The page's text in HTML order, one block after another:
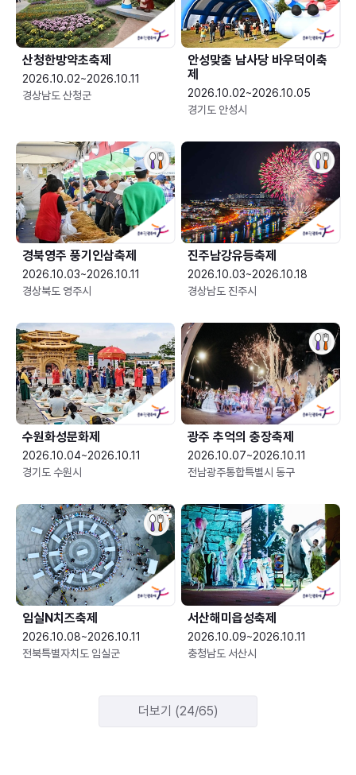
산청한방약초축제
2026.10.02~2026.10.11
경상남도 산청군
안성맞춤 남사당 바우덕이축
제
2026.10.02~2026.10.05
경기도 안성시
경북영주 풍기인삼축제
2026.10.03~2026.10.11
경상북도 영주시
진주남강유등축제
2026.10.03~2026.10.18
경상남도 진주시
수원화성문화제
2026.10.04~2026.10.11
경기도 수원시
광주 추억의 충장축제
2026.10.07~2026.10.11
전남광주통합특별시 동구
임실N치즈축제
2026.10.08~2026.10.11
전북특별자치도 임실군
서산해미읍성축제
2026.10.09~2026.10.11
충청남도 서산시
더보기 (24/65)